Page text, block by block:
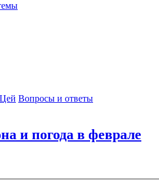
Цей Вопросы и ответы
и погода в феврале